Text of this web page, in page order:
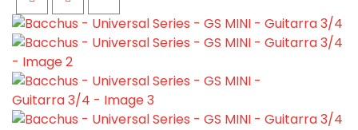
FacebookTwitterGoogle+